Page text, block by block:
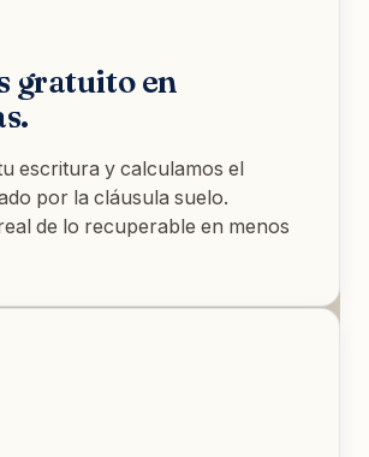
gratuito en
escritura y calculamos el
por la cláusula suelo.
de lo recuperable en menos